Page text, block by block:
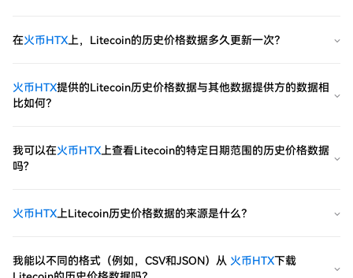
在火币HTX 上，Litecoin的历史价格数据多久更新一次？
火币HTX提供的Litecoin历史价格数据与其他数据提供方的数据相
比如何？
我可以在火币HTX 上查看Litecoin的特定日期范围的历史价格数据
吗?
火币HTX 上Litecoin历史价格数据的来源是什么？
我能以不同的格式（例如，CSV和JSON）从 火币HTX下载